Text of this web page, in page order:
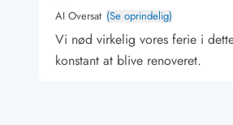
AI Oversat (Se oprindelig)
Vi nød virkelig vores ferie i
konstant at blive renoveret.